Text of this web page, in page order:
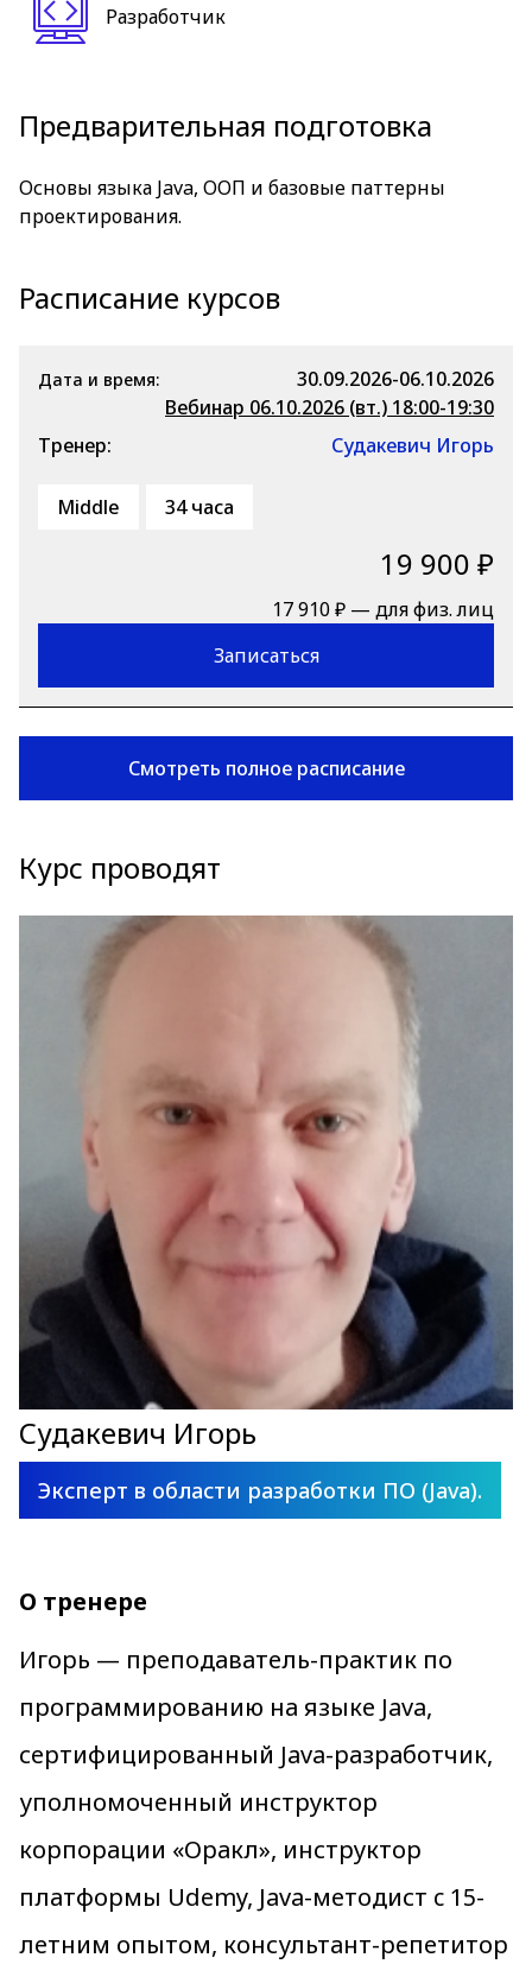
Разработчик
Предварительная подготовка
Основы языка Java, ООП и базовые паттерны
проектирования.
Расписание курсов
Дата и время:
30.09.2026-06.10.2026
Вебинар 06.10.2026 (вт.) 18:00-19:30
Тренер:
Судакевич Игорь
Middle 34 часа
19 900 ₽
17 910 ₽ — для физ. лиц
Записаться
Смотреть полное расписание
Курс проводят
Судакевич Игорь
Эксперт в области разработки ПО (Java).
О тренере
Игорь — преподаватель-практик по
программированию на языке Java,
сертифицированный Java-разработчик,
уполномоченный инструктор
корпорации «Оракл», инструктор
платформы Udemy, Java-методист c 15-
летним опытом, консультант-репетитор